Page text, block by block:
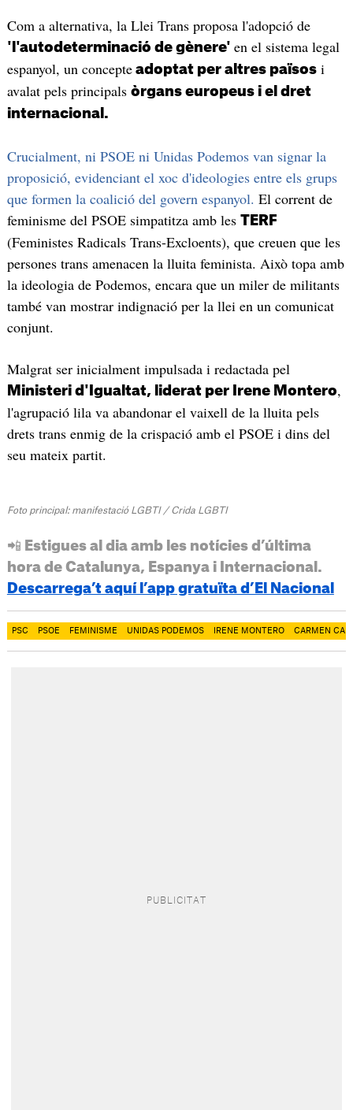
Com a alternativa, la Llei Trans proposa l'adopció de
'l'autodeterminació de gènere' en el sistema legal
espanyol, un concepteadoptat per altres païsosi
avalat pels principals òrgans europeus i el dret
internacional.
Crucialment, ni PSOE ni Unidas Podemos van signar la
proposició, evidenciant el xoc d'ideologies entre els grups
que formen la coalició del govern espanyol. El corrent de
feminisme del PSOE simpatitza amb les TERF
(Feministes Radicals Trans-Excloents), que creuen que les
persones trans amenacen la lluita feminista. Això topa amb
la ideologia de Podemos, encara que un miler de militants
també van mostrar indignació per la llei en un comunicat
conjunt.
Malgrat ser inicialment impulsada i redactada pel
Ministeri d'Igualtat, liderat per Irene Montero,
l'agrupació lila va abandonar el vaixell de la lluita pels
drets trans enmig de la crispació amb el PSOE i dins del
seu mateix partit.
Foto principal: manifestació LGBTI / Crida LGBTI
📲 Estigues al dia amb les notícies d’última
hora de Catalunya, Espanya i Internacional.
Descarrega’t aquí l’app gratuïta d’El Nacional
PSC PSOE FEMINISME UNIDAS PODEMOS IRENE MONTERO CARMEN